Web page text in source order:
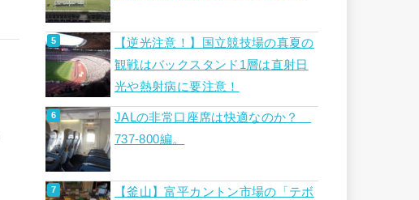
【逆光注意！】国立競技場の真夏の
観戦はバックスタンド1層は直射日
光や熱射病に要注意！
JALの非常口座席は快適なのか？
737-800編。
【釜山】富平カントン市場の「テボ